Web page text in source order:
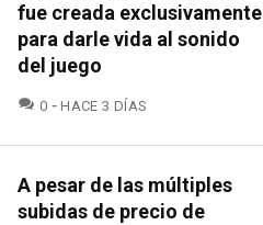
fue creada exclusivamente
para darle vida al sonido
del juego
0 COMENTARIOS
HACE 3 DÍAS
A pesar de las múltiples
subidas de precio de